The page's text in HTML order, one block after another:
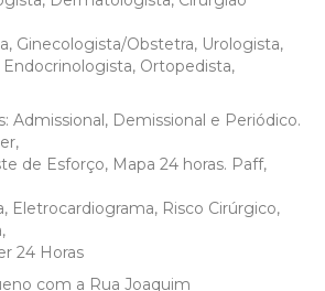
Ginecologista/Obstetra, Urologista,
Ortopedista,
Admissional, Demissional e Periódico.
de Esforço, Mapa 24 horas. Paff,
Eletrocardiograma, Risco Cirúrgico,
24 Horas
com a Rua Joaquim